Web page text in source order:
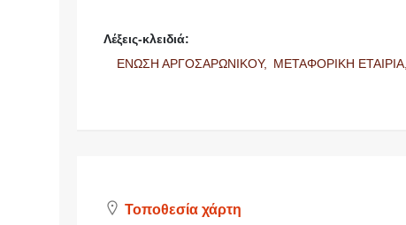
Λέξεις-κλειδιά:
ΕΝΩΣΗ ΑΡΓΟΣΑΡΩΝΙΚΟΥ,
ΜΕΤΑΦΟΡΙΚΗ ΕΤΑΙΡΙΑ,
Τοποθεσία χάρτη